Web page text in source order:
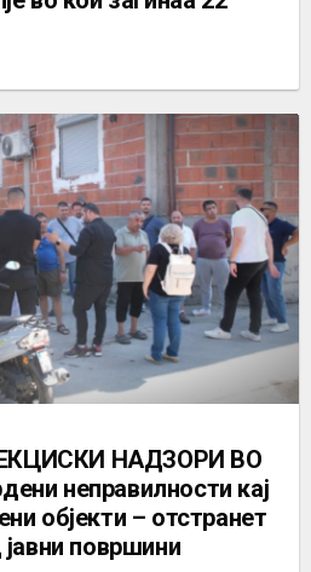
НАДЗОРИ ВО
неправилности кај
објекти – отстранет
површини